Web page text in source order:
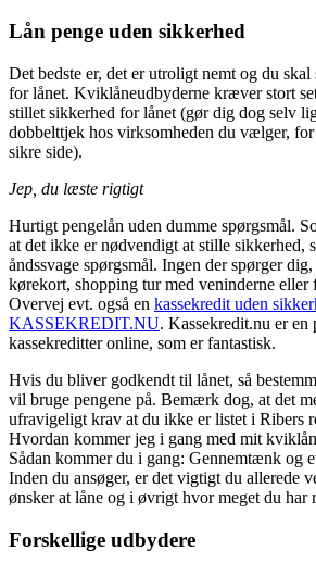
Lån penge uden sikkerhed
Det bedste er, det er utroligt nemt og du
for lånet. Kviklåneudbyderne kræver stort
stillet sikkerhed for lånet (gør dig dog selv
dobbelttjek hos virksomheden du vælger,
sikre side).
Jep, du læste rigtigt
Hurtigt pengelån uden dumme spørgsmål.
at det ikke er nødvendigt at stille sikkerhed,
åndssvage spørgsmål. Ingen der spørger
kørekort, shopping tur med veninderne eller
Overvej evt. også en kassekredit uden
KASSEKREDIT.NU. Kassekredit.nu er
kassekreditter online, som er fantastisk.
Hvis du bliver godkendt til lånet, så
vil bruge pengene på. Bemærk dog, at det
ufravigeligt krav at du ikke er listet i Ribers
Hvordan kommer jeg i gang med mit
Sådan kommer du i gang: Gennemtænk og
Inden du ansøger, er det vigtigt du allerede
ønsker at låne og i øvrigt hvor meget du har
Forskellige udbydere